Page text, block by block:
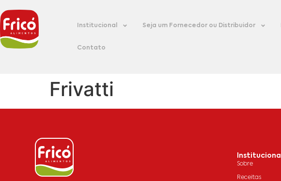
Institucional Seja um Fornecedor ou Distribuidor
Contato
Frivatti
Institucional
Sobre
Receitas